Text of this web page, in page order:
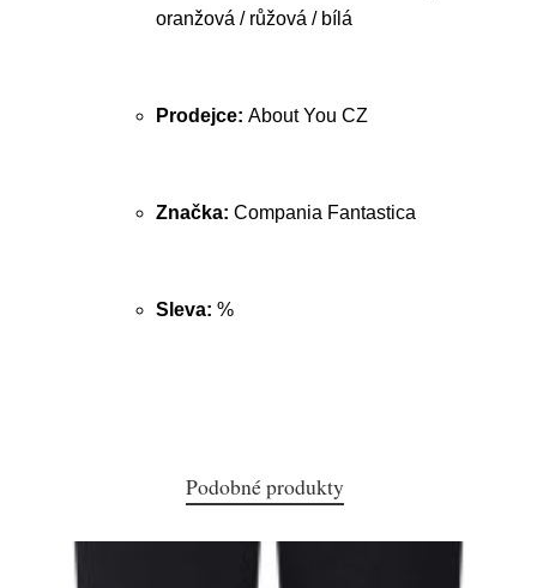
oranžová / růžová / bílá
Prodejce: About You CZ
Značka: Compania Fantastica
Sleva: %
Podobné produkty